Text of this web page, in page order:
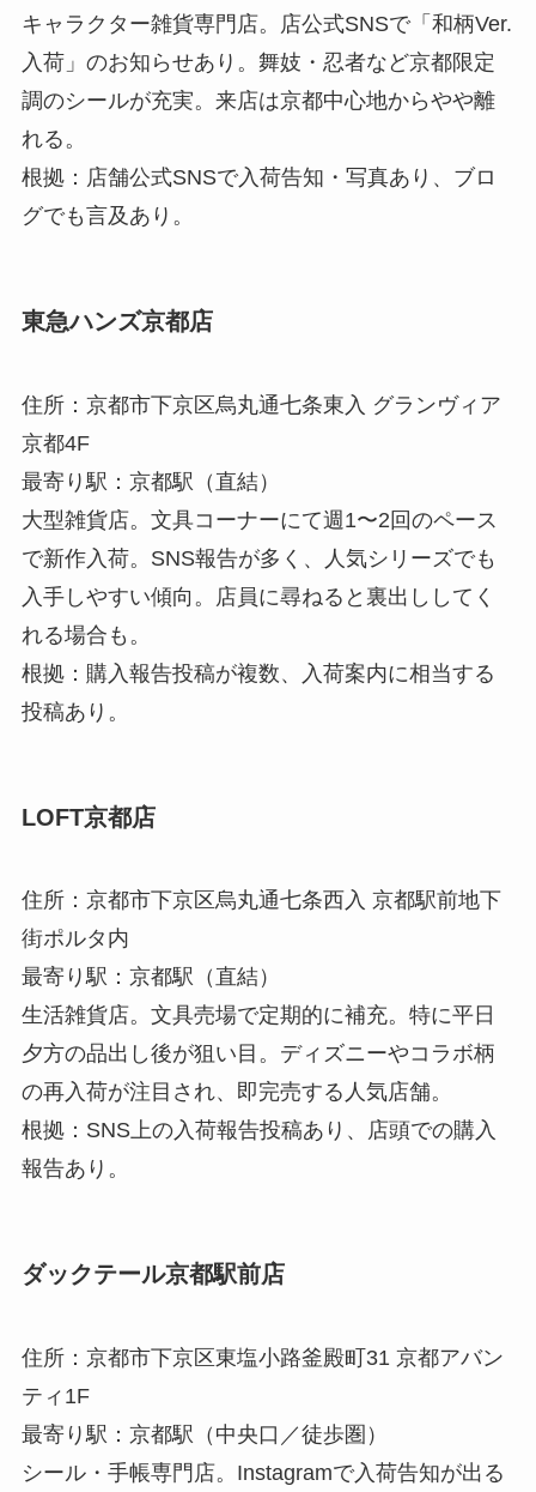
キャラクター雑貨専門店。店公式SNSで「和柄Ver.
入荷」のお知らせあり。舞妓・忍者など京都限定
調のシールが充実。来店は京都中心地からやや離
れる。
根拠：店舗公式SNSで入荷告知・写真あり、ブロ
グでも言及あり。
東急ハンズ京都店
住所：京都市下京区烏丸通七条東入 グランヴィア
京都4F
最寄り駅：京都駅（直結）
大型雑貨店。文具コーナーにて週1〜2回のペース
で新作入荷。SNS報告が多く、人気シリーズでも
入手しやすい傾向。店員に尋ねると裏出ししてく
れる場合も。
根拠：購入報告投稿が複数、入荷案内に相当する
投稿あり。
LOFT京都店
住所：京都市下京区烏丸通七条西入 京都駅前地下
街ポルタ内
最寄り駅：京都駅（直結）
生活雑貨店。文具売場で定期的に補充。特に平日
夕方の品出し後が狙い目。ディズニーやコラボ柄
の再入荷が注目され、即完売する人気店舗。
根拠：SNS上の入荷報告投稿あり、店頭での購入
報告あり。
ダックテール京都駅前店
住所：京都市下京区東塩小路釜殿町31 京都アバン
ティ1F
最寄り駅：京都駅（中央口／徒歩圏）
シール・手帳専門店。Instagramで入荷告知が出る